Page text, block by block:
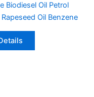
Biodiesel Oil Petrol
Oil Benzene
Dieses